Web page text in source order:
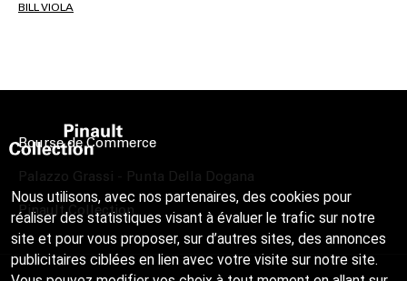
BILL VIOLA
Bourse de Commerce
Palazzo Grassi - Punta Della Dogana
Pinault Collection
Nous utilisons, avec nos partenaires, des cookies pour
réaliser des statistiques visant à évaluer le trafic sur notre
site et pour vous proposer, sur d’autres sites, des annonces
publicitaires ciblées en lien avec votre visite sur notre site.